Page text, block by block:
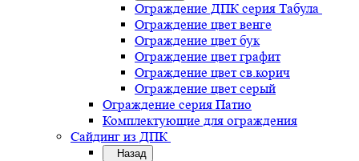
Ограждение ДПК серия Табула
Ограждение цвет венге
Ограждение цвет бук
Ограждение цвет графит
Ограждение цвет св.корич
Ограждение цвет серый
Ограждение серия Патио
Комплектующие для ограждения
Сайдинг из ДПК
Назад